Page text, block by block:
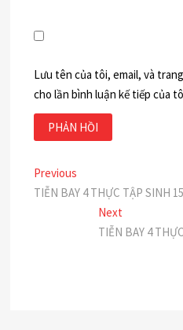
Lưu tên của tôi, email, và
cho lần bình luận kế tiếp của
Điều
hướng
Previous
post:
TIỄN BAY 4 THỰC TẬP SINH
NextNext
post:
TIỄN BAY 4